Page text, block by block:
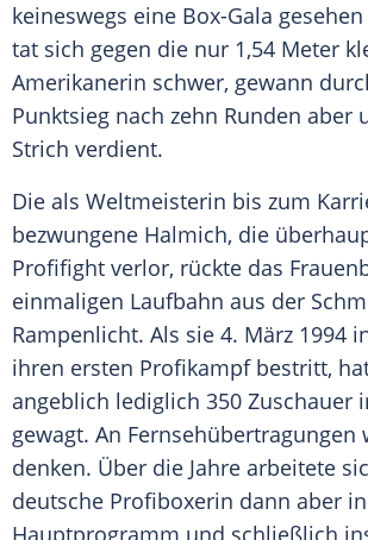
keineswegs eine Box-Gala
tat sich gegen die nur 1,54 Meter
Amerikanerin schwer, gewann
Punktsieg nach zehn Runden aber
Strich verdient.
Die als Weltmeisterin bis zum
bezwungene Halmich, die
Profifight verlor, rückte das
einmaligen Laufbahn aus der
Rampenlicht. Als sie 4. März 1994
ihren ersten Profikampf bestritt,
angeblich lediglich 350 Zuschauer
gewagt. An Fernsehübertragungen
denken. Über die Jahre arbeitete
deutsche Profiboxerin dann aber